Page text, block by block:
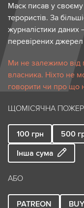
Маск писав у своєму
терористів. За
журналістики даних
перевірених джерел
Ми не залежимо від
власника. Ніхто не
говорити чи про що
ЩОМІСЯЧНА
100 грн 500
Інша сума
АБО
PATREON